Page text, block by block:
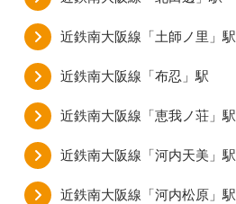
近鉄南大阪線「土師ノ里」駅
近鉄南大阪線「布忍」駅
近鉄南大阪線「恵我ノ荘」駅
近鉄南大阪線「河内天美」駅
近鉄南大阪線「河内松原」駅